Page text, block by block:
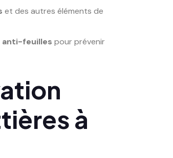
et des autres éléments de
anti-feuilles pour prévenir
à